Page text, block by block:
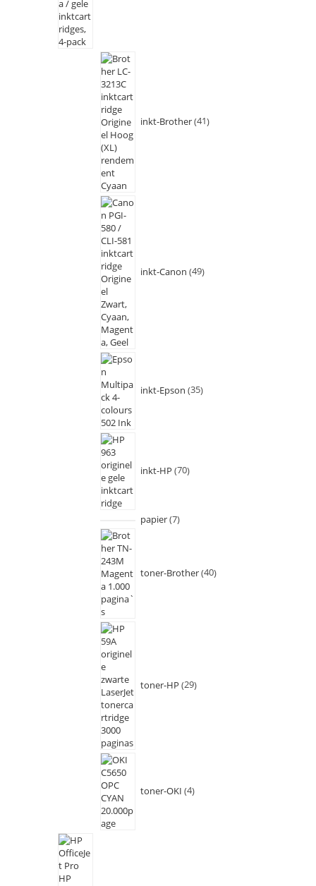
inkt-Brother 41
inkt-Canon 49
inkt-Epson 35
inkt-HP 70
papier 7
toner-Brother 40
toner-HP 29
toner-OKI 4